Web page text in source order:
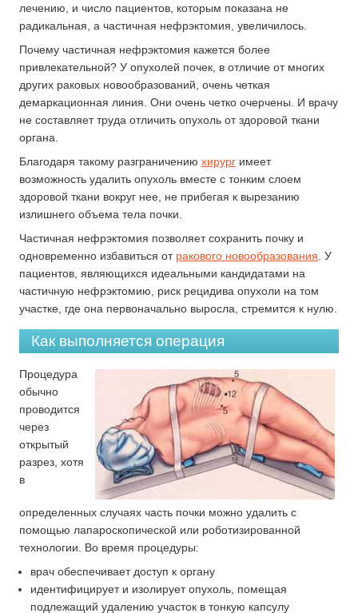
лечению, и число пациентов, которым показана не
радикальная, а частичная нефрэктомия, увеличилось.
Почему частичная нефрэктомия кажется более
привлекательной? У опухолей почек, в отличие от многих
других раковых новообразований, очень четкая
демаркационная линия. Они очень четко очерчены. И врачу
не составляет труда отличить опухоль от здоровой ткани
органа.
Благодаря такому разграничению хирургимеет
возможность удалить опухоль вместе с тонким слоем
здоровой ткани вокруг нее, не прибегая к вырезанию
излишнего объема тела почки.
Частичная нефрэктомия позволяет сохранить почку и
одновременно избавиться от ракового новообразования . У
пациентов, являющихся идеальными кандидатами на
частичную нефрэктомию, риск рецидива опухоли на том
участке, где она первоначально выросла, стремится к нулю.
Как выполняется операция
Процедура
обычно
проводится
через
открытый
разрез, хотя
в
определенных случаях часть почки можно удалить с
помощью лапароскопической или роботизированной
технологии. Во время процедуры:
врач обеспечивает доступ к органу
идентифицирует и изолирует опухоль, помещая
подлежащий удалению участок в тонкую капсулу